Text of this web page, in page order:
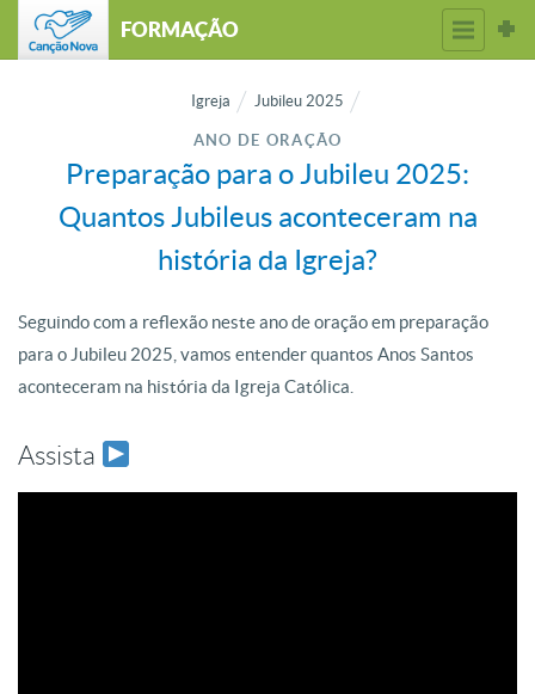
FORMAÇÃO
Igreja Jubileu 2025
ANO DE ORAÇÃO
Preparação para o Jubileu 2025:
Quantos Jubileus aconteceram na
história da Igreja?
Seguindo com a reflexão neste ano de oração em preparação
para o Jubileu 2025, vamos entender quantos Anos Santos
aconteceram na história da Igreja Católica.
Assista